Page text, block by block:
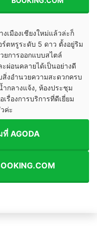
เมืองเชียงใหม่แล้วล่ะก็
ตหรูระดับ 5 ดาว ตั้งอยู่ริม
ยการออกแบบสไตล์
ผ่อนคลายได้เป็นอย่างดี
สิ่งอำนวยความสะดวกครบ
กลางแจ้ง, ห้องประชุม
รื่องการบริการที่ดีเยี่ยม
ค่ะ
ที่ AGODA